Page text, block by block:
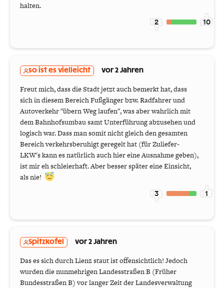
halten.
2 10
so ist es vielleicht vor 2 Jahren
Freut mich, dass die Stadt jetzt auch bemerkt hat, dass
sich in diesem Bereich Fußgänger bzw. Radfahrer und
Autoverkehr "übern Weg laufen", was aber wahrlich mit
dem Bahnhofsumbau samt Unterführung abzusehen und
logisch war. Dass man somit nicht gleich den gesamten
Bereich verkehrsberuhigt geregelt hat (für Zuliefer-
LKW's kann es natürlich auch hier eine Ausnahme geben),
ist mir eh schleierhaft. Aber besser später eine Einsicht,
als nie!
3 1
Spitzkofel vor 2 Jahren
Das es sich durch Lienz staut ist offensichtlich! Jedoch
wurden die nunmehrigen Landesstraßen B (Früher
Bundesstraßen B) vor langer Zeit der Landesverwaltung